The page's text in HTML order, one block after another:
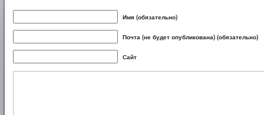
Имя (обязательно)
Почта (не будет опубликована) (обязательно)
Сайт